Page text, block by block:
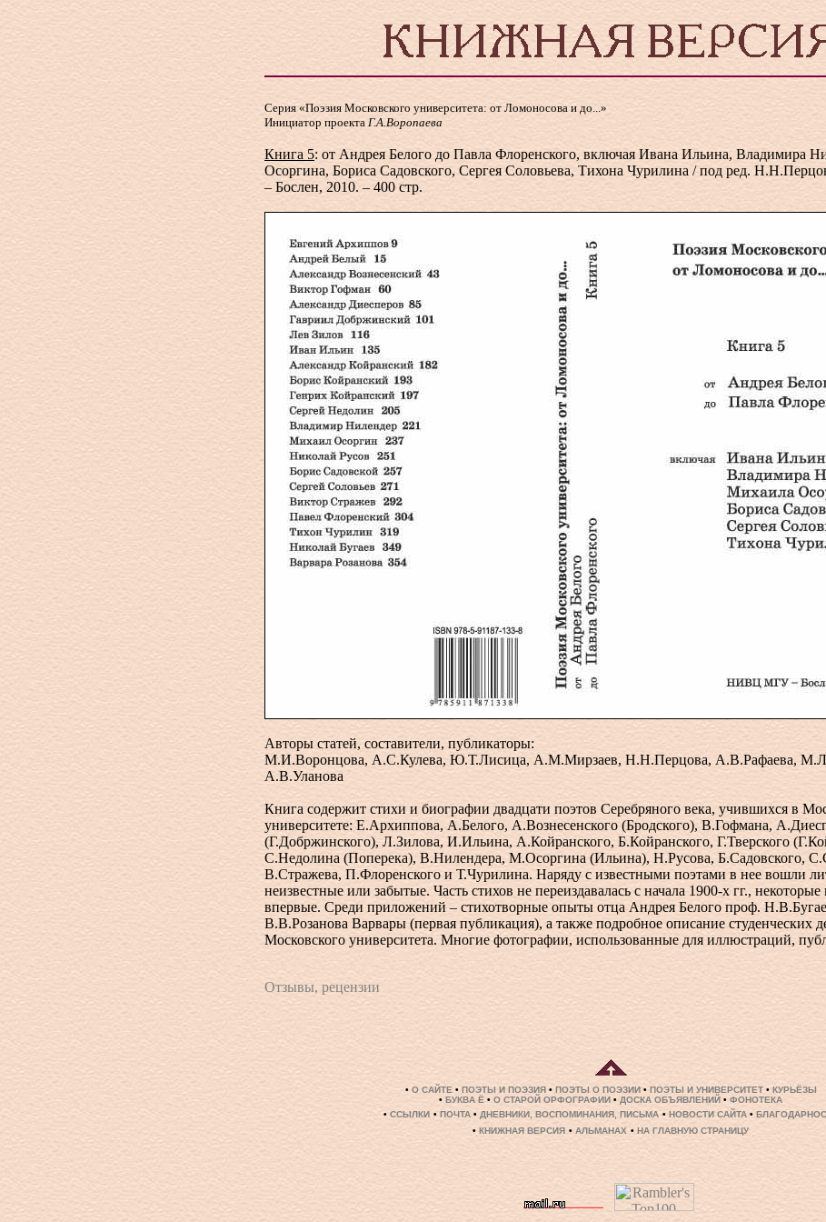
Серия «Поэзия Московского университета: от Ломоносова и до...»
Инициатор проекта Г.А.Воропаева
Книга 5: от Андрея Белого до Павла Флоренского, включая Ивана Ильина, Владимира
Осоргина, Бориса Садовского, Сергея Соловьева, Тихона Чурилина / под ред.
– Бослен, 2010. – 400 стр.
Авторы статей, составители, публикаторы:
М.И.Воронцова, А.С.Кулева, Ю.Т.Лисица, А.М.Мирзаев, Н.Н.Перцова, А.В.Рафаева,
А.В.Уланова
Книга содержит стихи и биографии двадцати поэтов Серебряного века, учившихся в
университете: Е.Архиппова, А.Белого, А.Вознесенского (Бродского), В.Гофмана,
(Г.Добржинского), Л.Зилова, И.Ильина, А.Койранского, Б.Койранского, Г.Тверского
С.Недолина (Поперека), В.Нилендера, М.Осоргина (Ильина), Н.Русова, Б.Садовского,
В.Стражева, П.Флоренского и Т.Чурилина. Наряду с известными поэтами в нее вошли
неизвестные или забытые. Часть стихов не переиздавалась с начала 1900-х гг.,
впервые. Среди приложений – стихотворные опыты отца Андрея Белого проф.
В.В.Розанова Варвары (первая публикация), а также подробное описание студенческих
Московского университета. Многие фотографии, использованные для иллюстраций,
Отзывы, рецензии